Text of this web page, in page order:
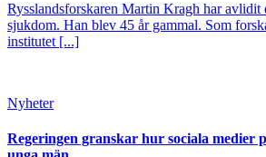
Rysslandsforskaren Martin Kragh har avlidit
sjukdom. Han blev 45 år gammal. Som
institutet [...]
Nyheter
Regeringen granskar hur sociala medier